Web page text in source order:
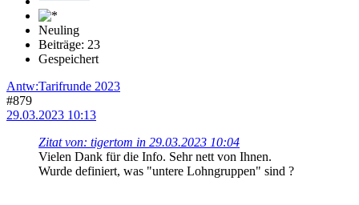
Neuling
Beiträge: 23
Gespeichert
Antw:Tarifrunde 2023
#879
29.03.2023 10:13
Zitat von: tigertom in 29.03.2023 10:04
Vielen Dank für die Info. Sehr nett von Ihnen.
Wurde definiert, was "untere Lohngruppen" sind ?